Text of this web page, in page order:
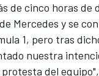
de cinco horas de
Mercedes y se
1, pero tras
nuestra
del